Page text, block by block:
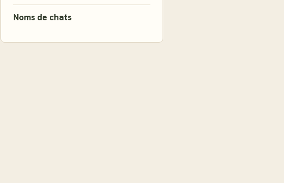
Noms de chats